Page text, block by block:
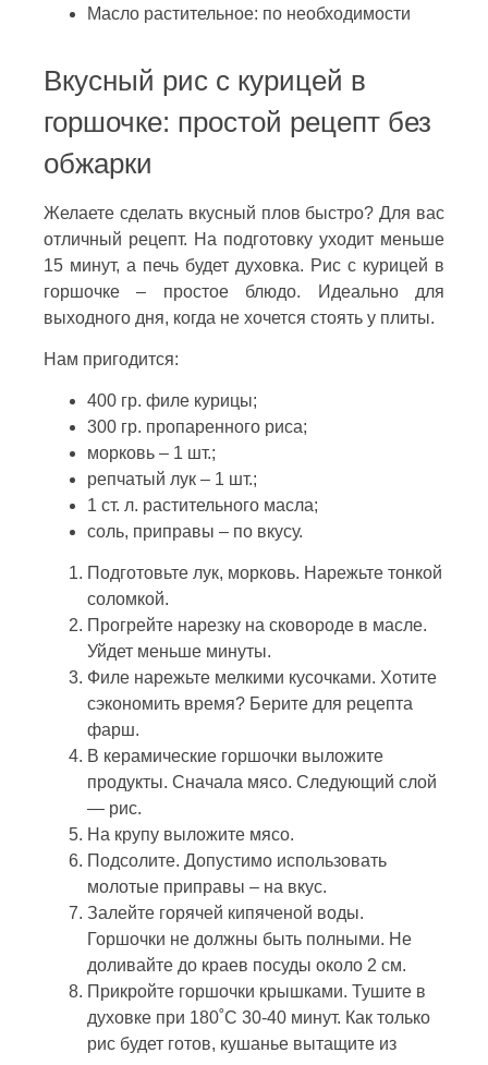
Масло растительное: по необходимости
Вкусный рис с курицей в
горшочке: простой рецепт без
обжарки
Желаете сделать вкусный плов быстро? Для вас
отличный рецепт. На подготовку уходит меньше
15 минут, а печь будет духовка. Рис с курицей в
горшочке – простое блюдо. Идеально для
выходного дня, когда не хочется стоять у плиты.
Нам пригодится:
400 гр. филе курицы;
300 гр. пропаренного риса;
морковь – 1 шт.;
репчатый лук – 1 шт.;
1 ст. л. растительного масла;
соль, приправы – по вкусу.
Подготовьте лук, морковь. Нарежьте тонкой
соломкой.
Прогрейте нарезку на сковороде в масле.
Уйдет меньше минуты.
Филе нарежьте мелкими кусочками. Хотите
сэкономить время? Берите для рецепта
фарш.
В керамические горшочки выложите
продукты. Сначала мясо. Следующий слой
— рис.
На крупу выложите мясо.
Подсолите. Допустимо использовать
молотые приправы – на вкус.
Залейте горячей кипяченой воды.
Горшочки не должны быть полными. Не
доливайте до краев посуды около 2 см.
Прикройте горшочки крышками. Тушите в
духовке при 180˚С 30-40 минут. Как только
рис будет готов, кушанье вытащите из